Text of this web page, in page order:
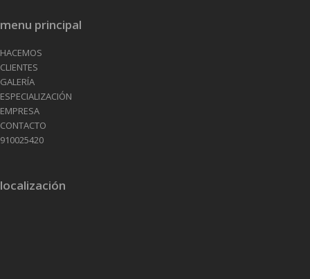
menu principal
HACEMOS
CLIENTES
GALERÍA
ESPECIALIZACIÓN
EMPRESA
CONTACTO
910025420
localización